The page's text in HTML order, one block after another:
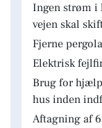
Ingen strøm i
vejen skal
Fjerne
Elektrisk
Brug for
hus inden
Aftagning af